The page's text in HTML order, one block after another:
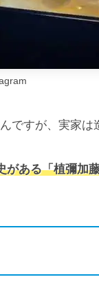
ですが、実家は
がある「植彌加